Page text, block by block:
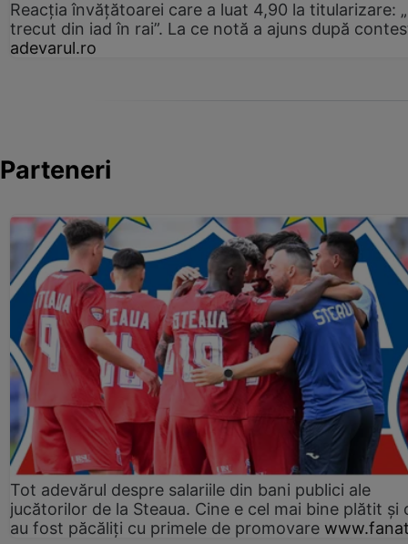
Reacția învățătoarei care a luat 4,90 la titularizare:
trecut din iad în rai”. La ce notă a ajuns după
adevarul.ro
Parteneri
Tot adevărul despre salariile din bani publici ale
jucătorilor de la Steaua. Cine e cel mai bine plătit și
au fost păcăliți cu primele de promovare